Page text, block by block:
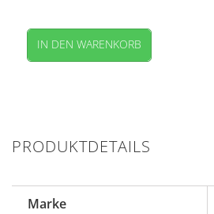
IN DEN WARENKORB
PRODUKTDETAILS
Marke